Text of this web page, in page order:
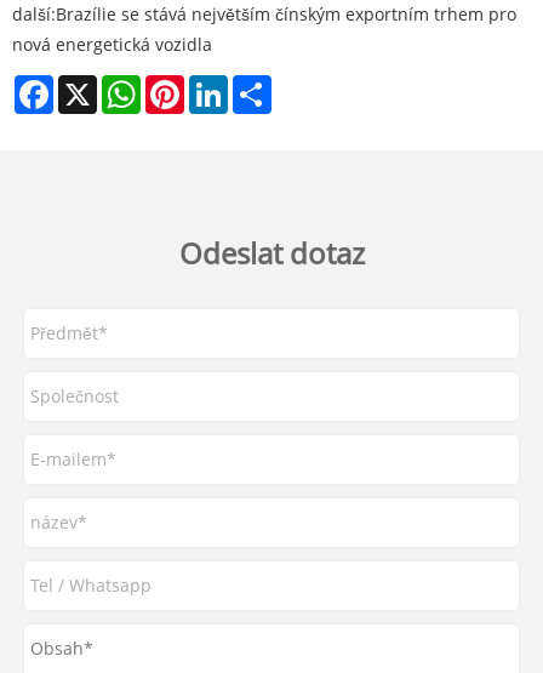
další:Brazílie se stává největším čínským exportním trhem pro
nová energetická vozidla
Facebook
X WhatsAppPinterestLinkedIn
Odeslat dotaz